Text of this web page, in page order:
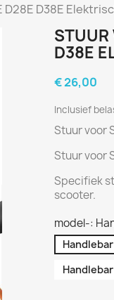
D28E D38E
STUUR
D38E
€ 26,00
Inclusief
Stuur voor
Stuur voor
Specifiek
scooter.
model-: